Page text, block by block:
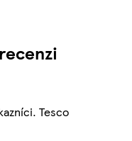
Tesco